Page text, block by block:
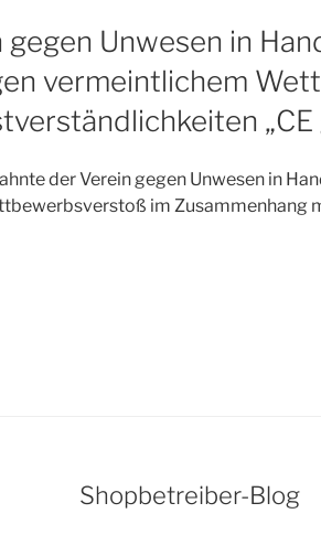
Unwesen in
vermeintlichem
der Verein gegen Unwesen in
im Zusammenhang
Shopbetreiber-Blog